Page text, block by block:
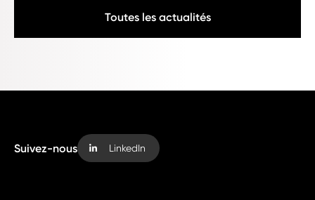
Toutes les actualités
Suivez-nous LinkedIn